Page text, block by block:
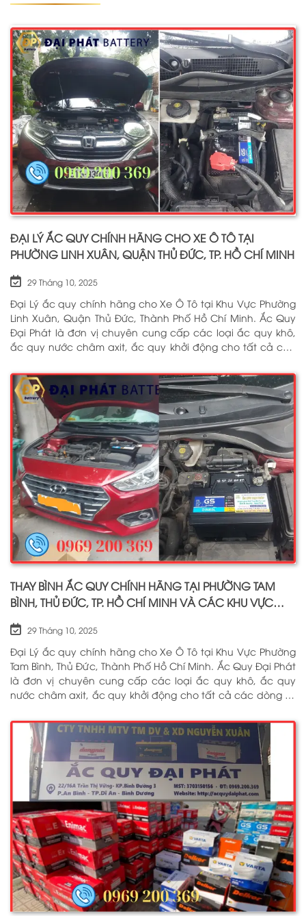
ĐẠI LÝ ẮC QUY CHÍNH HÃNG CHO XE Ô TÔ TẠI
PHƯỜNG LINH XUÂN, QUẬN THỦ ĐỨC, TP. HỒ CHÍ MINH
29 Tháng 10, 2025
Đại Lý ắc quy chính hãng cho Xe Ô Tô tại Khu Vực Phường
Linh Xuân, Quận Thủ Đức, Thành Phố Hồ Chí Minh. Ắc Quy
Đại Phát là đơn vị chuyên cung cấp các loại ắc quy khô,
ắc quy nước châm axit, ắc quy khởi động cho tất cả các
dân dụng từ các thương hiệu như: GS, ĐỒNG NAI, VARTA,
DELKOR, SOLITE, ENIMAC, BOSCH, ROCKET. Tell: 0969 200 369
THAY BÌNH ẮC QUY CHÍNH HÃNG TẠI PHƯỜNG TAM
BÌNH, THỦ ĐỨC, TP. HỒ CHÍ MINH VÀ CÁC KHU VỰC
29 Tháng 10, 2025
Đại Lý ắc quy chính hãng cho Xe Ô Tô tại Khu Vực Phường
Tam Bình, Thủ Đức, Thành Phố Hồ Chí Minh. Ắc Quy Đại Phát
là đơn vị chuyên cung cấp các loại ắc quy khô, ắc quy
nước châm axit, ắc quy khởi động cho tất cả các dòng xe
từ các thương hiệu như: GS, ĐỒNG NAI, VARTA, DELKOR,
SOLITE, ENIMAC, BOSCH, ROCKET. Tell: 0969 200 369